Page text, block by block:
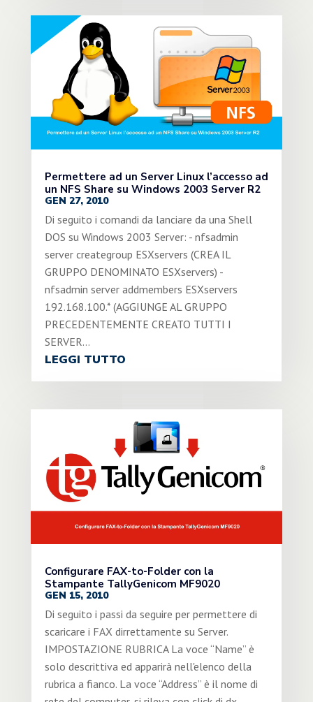
Permettere ad un Server Linux l’accesso ad
un NFS Share su Windows 2003 Server R2
GEN 27, 2010
Di seguito i comandi da lanciare da una Shell
DOS su Windows 2003 Server: - nfsadmin
server creategroup ESXservers (CREA IL
GRUPPO DENOMINATO ESXservers) -
nfsadmin server addmembers ESXservers
192.168.100.* (AGGIUNGE AL GRUPPO
PRECEDENTEMENTE CREATO TUTTI I
SERVER...
LEGGI TUTTO
Configurare FAX-to-Folder con la
Stampante TallyGenicom MF9020
GEN 15, 2010
Di seguito i passi da seguire per permettere di
scaricare i FAX dirrettamente su Server.
IMPOSTAZIONE RUBRICA La voce “Name” è
solo descrittiva ed apparirà nell'elenco della
rubrica a fianco. La voce “Address” è il nome di